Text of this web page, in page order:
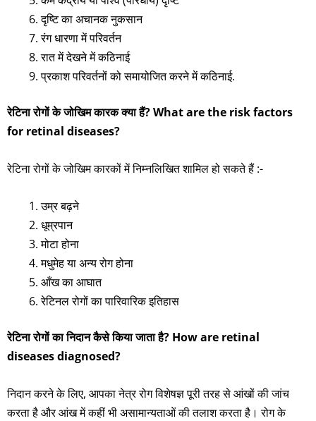
दृष्टि का अचानक नुकसान
रंग धारणा में परिवर्तन
रात में देखने में कठिनाई
प्रकाश परिवर्तनों को समायोजित करने में कठिनाई.
रेटिना रोगों के जोखिम कारक क्या हैं? What are the risk factors
for retinal diseases?
रेटिना रोगों के जोखिम कारकों में निम्नलिखित शामिल हो सकते हैं :-
उम्र बढ़ने
धूम्रपान
मोटा होना
मधुमेह या अन्य रोग होना
आँख का आघात
रेटिनल रोगों का पारिवारिक इतिहास
रेटिना रोगों का निदान कैसे किया जाता है? How are retinal
diseases diagnosed?
निदान करने के लिए, आपका नेत्र रोग विशेषज्ञ पूरी तरह से आंखों की जांच
करता है और आंख में कहीं भी असामान्यताओं की तलाश करता है। रोग के